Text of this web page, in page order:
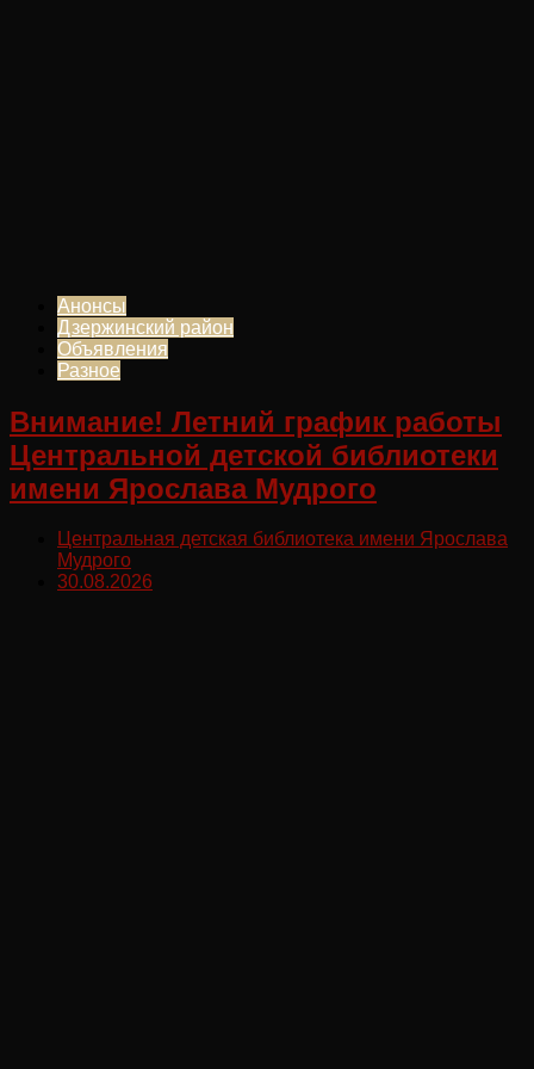
Анонсы
Дзержинский район
Объявления
Разное
Внимание! Летний график работы
Центральной детской библиотеки
имени Ярослава Мудрого
Центральная детская библиотека имени Ярослава
Мудрого
30.08.2026